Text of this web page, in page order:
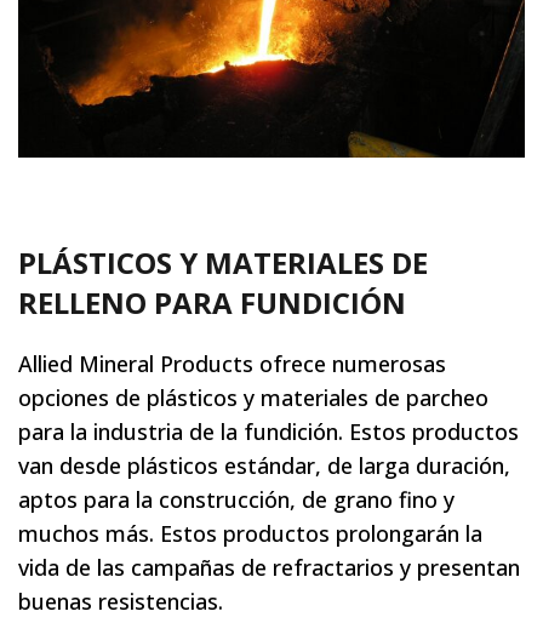
PLÁSTICOS Y MATERIALES DE
RELLENO PARA FUNDICIÓN
Allied Mineral Products ofrece numerosas
opciones de plásticos y materiales de parcheo
para la industria de la fundición. Estos productos
van desde plásticos estándar, de larga duración,
aptos para la construcción, de grano fino y
muchos más. Estos productos prolongarán la
vida de las campañas de refractarios y presentan
buenas resistencias.